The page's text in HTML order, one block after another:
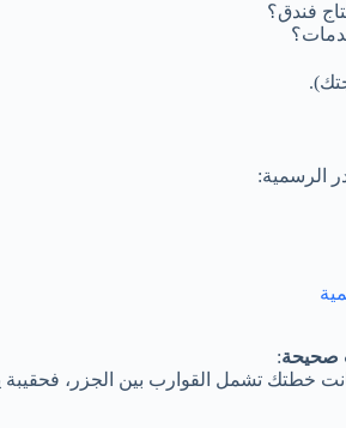
فندق؟
الرسمية:
صحيحة:
خطتك تشمل القوارب بين الجزر، فحقيبة